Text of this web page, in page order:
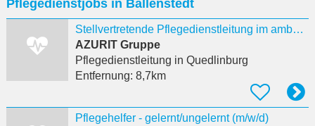
eingeben
Pflegedienstjobs in Ballenstedt
Stellvertretende Pflegedienstleitung im ambulanten Dienst (w/m/d)
AZURIT Gruppe
Pflegedienstleitung in Quedlinburg
Entfernung: 8,7km
Pflegehelfer - gelernt/ungelernt (m/w/d)